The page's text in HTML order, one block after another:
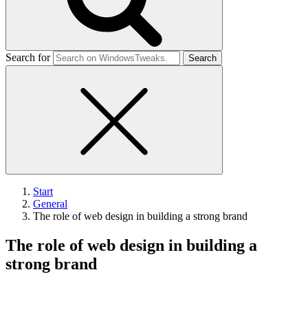
Search for
Start
General
The role of web design in building a strong brand
The role of web design in building a
strong brand